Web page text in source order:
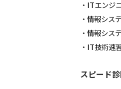
ITエンジ
情報シス
情報シス
IT技術速
スピード